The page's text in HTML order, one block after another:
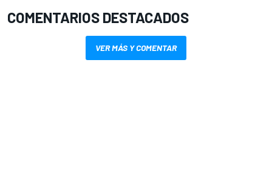
COMENTARIOS DESTACADOS
VER MÁS Y COMENTAR